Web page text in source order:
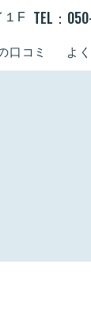
口コミ よ
１F TEL：